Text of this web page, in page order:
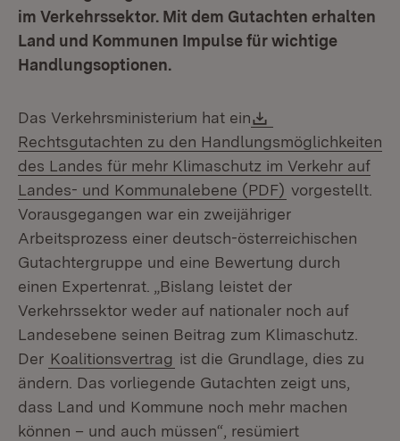
im Verkehrssektor. Mit dem Gutachten erhalten
Land und Kommunen Impulse für wichtige
Handlungsoptionen.
Das Verkehrsministerium hat ein
Rechtsgutachten zu den Handlungsmöglichkeiten
des Landes für mehr Klimaschutz im Verkehr auf
Landes- und Kommunalebene (PDF) (Öffnet in
vorgestellt.
Vorausgegangen war ein zweijähriger
Arbeitsprozess einer deutsch-österreichischen
Gutachtergruppe und eine Bewertung durch
einen Expertenrat. „Bislang leistet der
Verkehrssektor weder auf nationaler noch auf
Landesebene seinen Beitrag zum Klimaschutz.
Der Koalitionsvertrag ist die Grundlage, dies zu
ändern. Das vorliegende Gutachten zeigt uns,
dass Land und Kommune noch mehr machen
können – und auch müssen“, resümiert